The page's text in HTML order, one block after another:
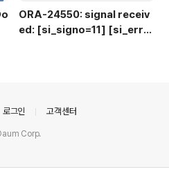
ORA-24550: signal receiv
ed: [si_signo=11] [si_errn
로그인 고객센터
Corp.